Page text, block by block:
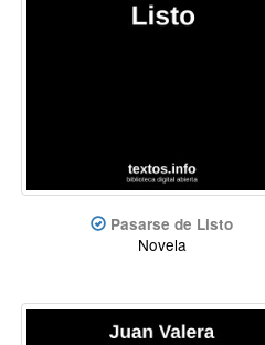
Pasarse de Listo
Novela